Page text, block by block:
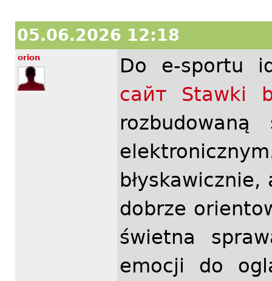
05.06.2026 12:18
orion
Do e-sportu
сайт Stawki
dobrze
świetna
emocji do